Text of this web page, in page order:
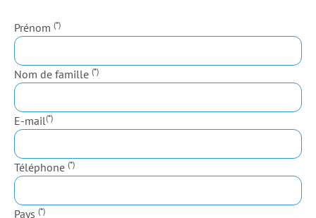
Prénom (*)
Nom de famille (*)
E-mail(*)
Téléphone (*)
Pays (*)